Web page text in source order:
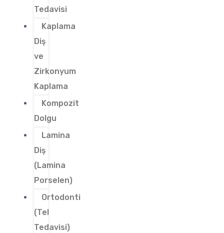
Tedavisi
Kaplama
Diş
ve
Zirkonyum
Kaplama
Kompozit
Dolgu
Lamina
Diş
(Lamina
Porselen)
Ortodonti
(Tel
Tedavisi)